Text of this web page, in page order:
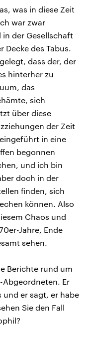
was in diese Zeit
war zwar
der Gesellschaft
des Tabus.
dass der, der
hinterher zu
das
sich
über diese
der Zeit
in eine
begonnen
und ich bin
doch in der
finden, sich
können. Also
Chaos und
Jahre, Ende
sehen.
Berichte rund um
Abgeordneten. Er
und er sagt, er habe
Sie den Fall